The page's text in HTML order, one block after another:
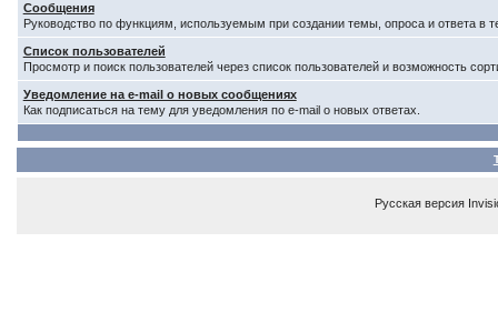
Сообщения
Руководство по функциям, используемым при создании темы, опроса и ответа в
Список пользователей
Просмотр и поиск пользователей через список пользователей и возможность
Уведомление на e-mail о новых сообщениях
Как подписаться на тему для уведомления по e-mail о новых ответах.
Русская версия